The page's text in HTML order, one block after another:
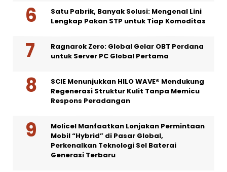
Satu Pabrik, Banyak Solusi: Mengenal Lini
Lengkap Pakan STP untuk Tiap Komoditas
Ragnarok Zero: Global Gelar OBT Perdana
untuk Server PC Global Pertama
SCIE Menunjukkan HILO WAVE® Mendukung
Regenerasi Struktur Kulit Tanpa Memicu
Respons Peradangan
Molicel Manfaatkan Lonjakan Permintaan
Mobil “Hybrid” di Pasar Global,
Perkenalkan Teknologi Sel Baterai
Generasi Terbaru